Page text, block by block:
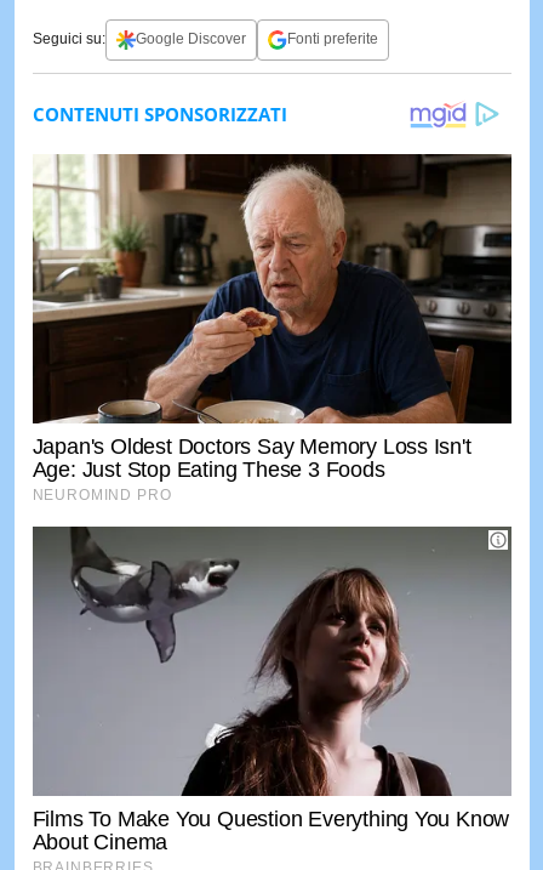
Seguici su: Google Discover Fonti preferite